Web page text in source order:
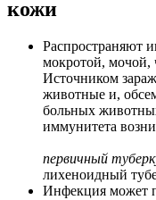
кожи
Распространяют
мокротой, мочой,
Источником
животные и,
больных
иммунитета
первичный
лихеноидный
Инфекция может